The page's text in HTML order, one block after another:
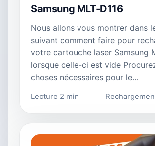
Samsung MLT-D116
Nous allons vous montrer dans
suivant comment faire pour
votre cartouche laser Samsung
lorsque celle-ci est vide
choses nécessaires pour le…
Lecture 2 min